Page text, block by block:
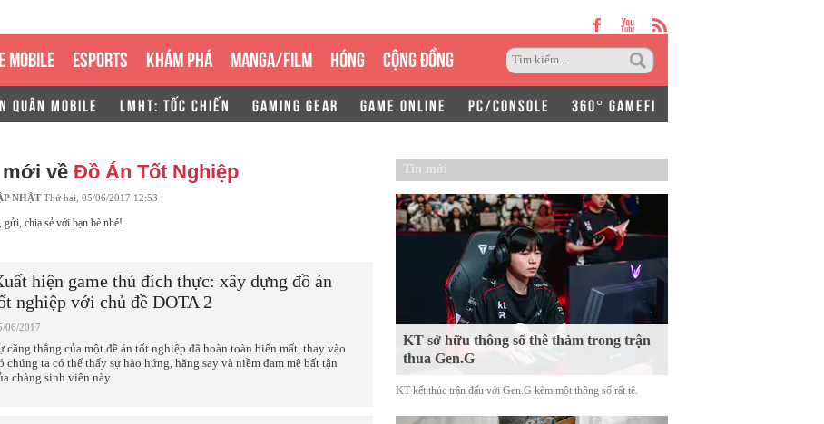
MOBILE ESPORTS KHÁM PHÁ MANGA/FILM HÓNG CỘNG ĐỒNG
QUÂN MOBILE LMHT: TỐC CHIẾN GAMING GEAR GAME ONLINE PC/CONSOLE 360° GAMEFI
về Đồ Án Tốt Nghiệp
NHẬTThứ hai, 05/06/2017 12:53
chia sẻ với bạn bè nhé!
hiện game thủ đích thực: xây dựng đồ án
nghiệp với chủ đề DOTA 2
06/2017
căng thẳng của một đề án tốt nghiệp đã hoàn toàn biến mất, thay vào
chúng ta có thể thấy sự hào hứng, hăng say và niềm đam mê bất tận
chàng sinh viên này.
Tin mới
KT sở hữu thông số thê thảm trong trận
thua Gen.G
KT kết thúc trận đấu với Gen.G kèm một thông số rất tệ.